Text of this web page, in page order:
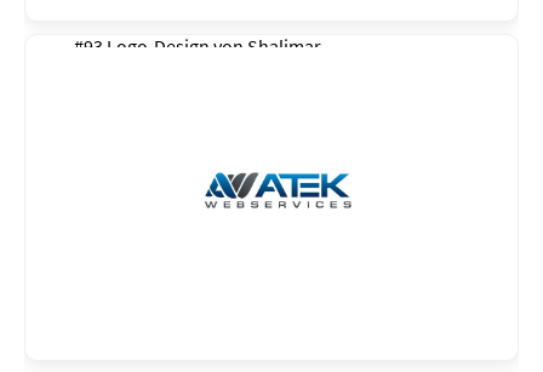
#93 Logo-Design von Shalimar